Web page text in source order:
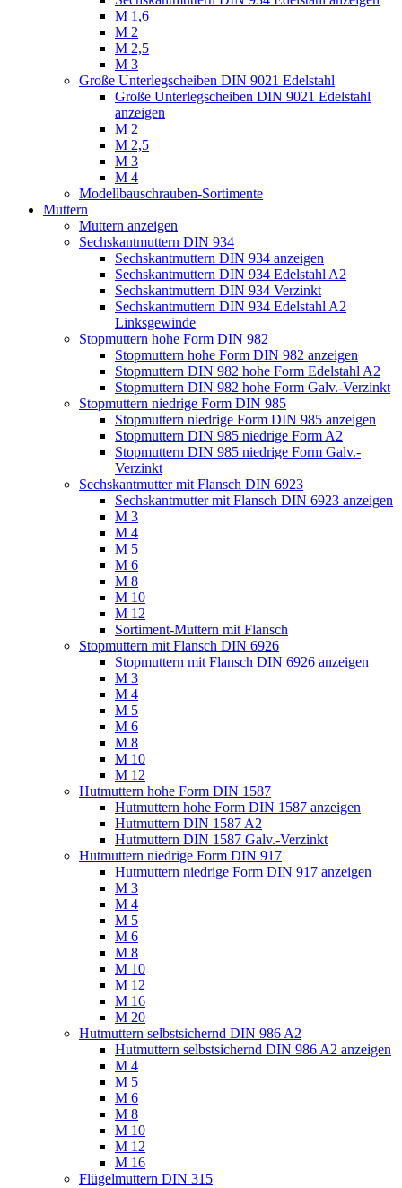
M 1,6
M 2
M 2,5
M 3
Große Unterlegscheiben DIN 9021 Edelstahl
Große Unterlegscheiben DIN 9021 Edelstahl
anzeigen
M 2
M 2,5
M 3
M 4
Modellbauschrauben-Sortimente
Muttern
Muttern anzeigen
Sechskantmuttern DIN 934
Sechskantmuttern DIN 934 anzeigen
Sechskantmuttern DIN 934 Edelstahl A2
Sechskantmuttern DIN 934 Verzinkt
Sechskantmuttern DIN 934 Edelstahl A2
Linksgewinde
Stopmuttern hohe Form DIN 982
Stopmuttern hohe Form DIN 982 anzeigen
Stopmuttern DIN 982 hohe Form Edelstahl A2
Stopmuttern DIN 982 hohe Form Galv.-Verzinkt
Stopmuttern niedrige Form DIN 985
Stopmuttern niedrige Form DIN 985 anzeigen
Stopmuttern DIN 985 niedrige Form A2
Stopmuttern DIN 985 niedrige Form Galv.-
Verzinkt
Sechskantmutter mit Flansch DIN 6923
Sechskantmutter mit Flansch DIN 6923 anzeigen
M 3
M 4
M 5
M 6
M 8
M 10
M 12
Sortiment-Muttern mit Flansch
Stopmuttern mit Flansch DIN 6926
Stopmuttern mit Flansch DIN 6926 anzeigen
M 3
M 4
M 5
M 6
M 8
M 10
M 12
Hutmuttern hohe Form DIN 1587
Hutmuttern hohe Form DIN 1587 anzeigen
Hutmuttern DIN 1587 A2
Hutmuttern DIN 1587 Galv.-Verzinkt
Hutmuttern niedrige Form DIN 917
Hutmuttern niedrige Form DIN 917 anzeigen
M 3
M 4
M 5
M 6
M 8
M 10
M 12
M 16
M 20
Hutmuttern selbstsichernd DIN 986 A2
Hutmuttern selbstsichernd DIN 986 A2 anzeigen
M 4
M 5
M 6
M 8
M 10
M 12
M 16
Flügelmuttern DIN 315